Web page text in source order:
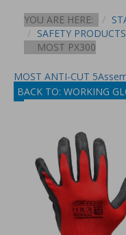
YOU ARE HERE:
SAFETY PRODUCTS
MOST PX300
MOST ANTI-CUT 5
BACK TO: WORKING